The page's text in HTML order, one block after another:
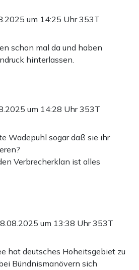
um 14:25 Uhr353T
schon mal da und haben
hinterlassen.
um 14:28 Uhr353T
Wadepuhl sogar daß sie ihr
Verbrecherklan ist alles
um 13:38 Uhr353T
hat deutsches Hoheitsgebiet zu
Bündnismanövern sich